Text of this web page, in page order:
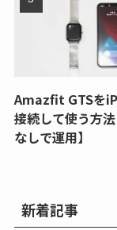
Amazfit GTSを
接続して使う方
なしで運用】
新着記事